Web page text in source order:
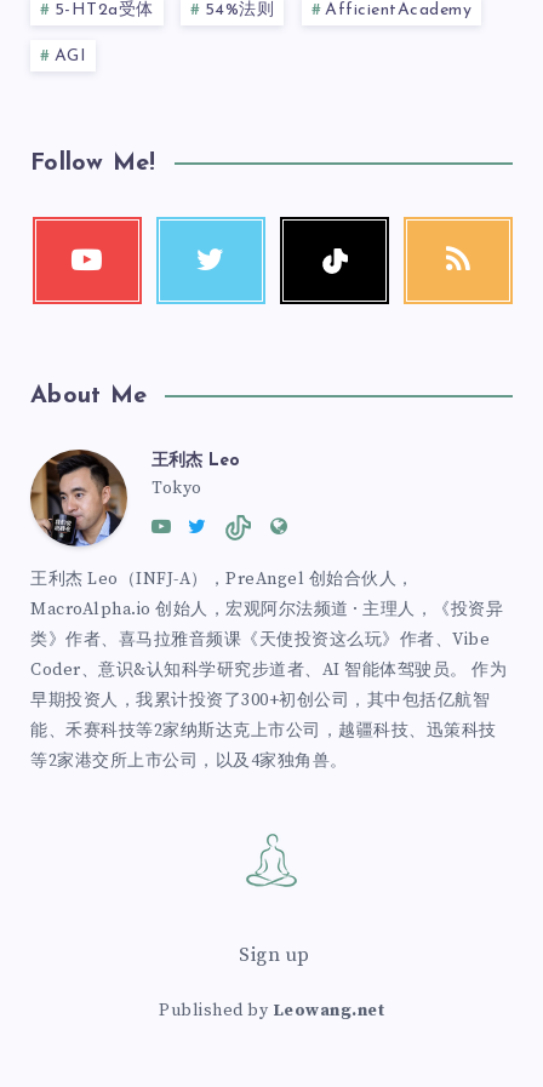
5-HT2a受体 54%法则 AfficientAcademy
AGI
Follow Me!
About Me
王利杰 Leo
Tokyo
王利杰 Leo（INFJ-A），PreAngel 创始合伙人，
MacroAlpha.io 创始人，宏观阿尔法频道 · 主理人，《投资异
类》作者、喜马拉雅音频课《天使投资这么玩》作者、Vibe
Coder、意识&认知科学研究步道者、AI 智能体驾驶员。 作为
早期投资人，我累计投资了300+初创公司，其中包括亿航智
能、禾赛科技等2家纳斯达克上市公司，越疆科技、迅策科技
等2家港交所上市公司，以及4家独角兽。
Sign up
Published by Leowang.net